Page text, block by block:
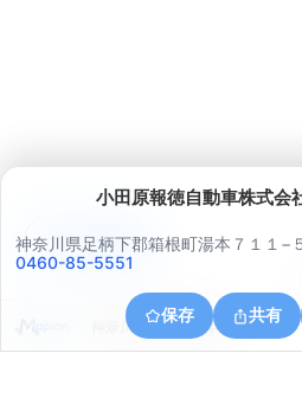
小田原報徳自動車株式
神奈川県足柄下郡箱根町湯本７１１−
0460-85-5551
保存 共有
神奈川県小田原市早川
アプリで見る